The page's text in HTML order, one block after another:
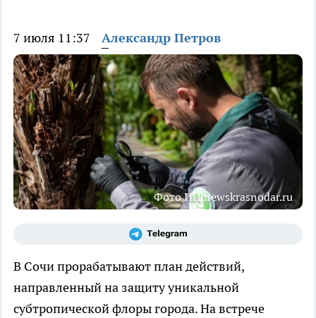
7 июля 11:37 Александр Петров
Фото ИИ newskrasnodar.ru
В Сочи прорабатывают план действий,
направленный на защиту уникальной
субтропической флоры города. На встрече